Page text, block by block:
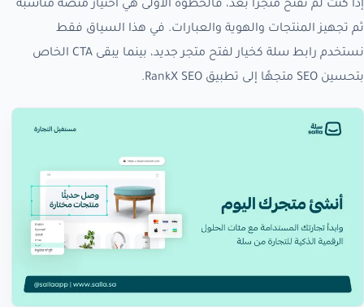
إذا كنت لم تفتح متجرًا بعد، فالخطوة الأولى هي اختيار منصة مناسبة
ثم تجهيز المنتجات والهوية والعبارات. في هذا السياق فقط
نستخدم رابط سلة كخيار لفتح متجر جديد، بينما يبقى CTA الخاص
بتحسين SEO متجهًا إلى تطبيق RankX SEO.